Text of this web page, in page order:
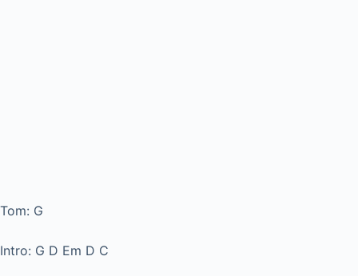
Tom: G
Intro: G D Em D C